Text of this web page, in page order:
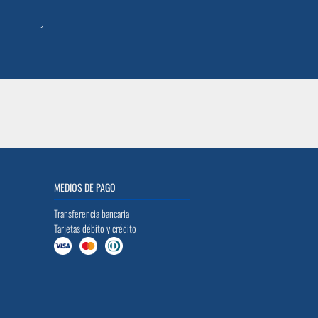
MEDIOS DE PAGO
Transferencia bancaria
Tarjetas débito y crédito